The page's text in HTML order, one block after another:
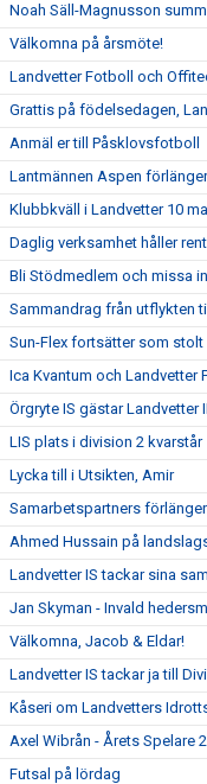
Noah Säll-Magnusson
Välkomna på årsmöte!
Landvetter Fotboll och
Grattis på födelsedagen,
Anmäl er till Påsklovsfotboll
Lantmännen Aspen
Klubbkväll i Landvetter 10
Daglig verksamhet håller
Bli Stödmedlem och missa
Sammandrag från utflykten
Sun-Flex fortsätter som
Ica Kvantum och
Örgryte IS gästar Landvetter
LIS plats i division 2 kvarstår
Lycka till i Utsikten, Amir
Samarbetspartners
Ahmed Hussain på
Landvetter IS tackar sina
Jan Skyman - Invald
Välkomna, Jacob & Eldar!
Landvetter IS tackar ja till
Kåseri om Landvetters
Axel Wibrån - Årets Spelare
Futsal på lördag